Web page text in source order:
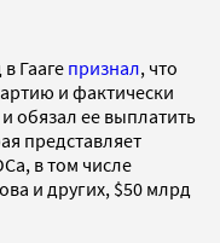
Гааге признал, что
и фактически
обязал ее выплатить
представляет
в том числе
и других, $50 млрд